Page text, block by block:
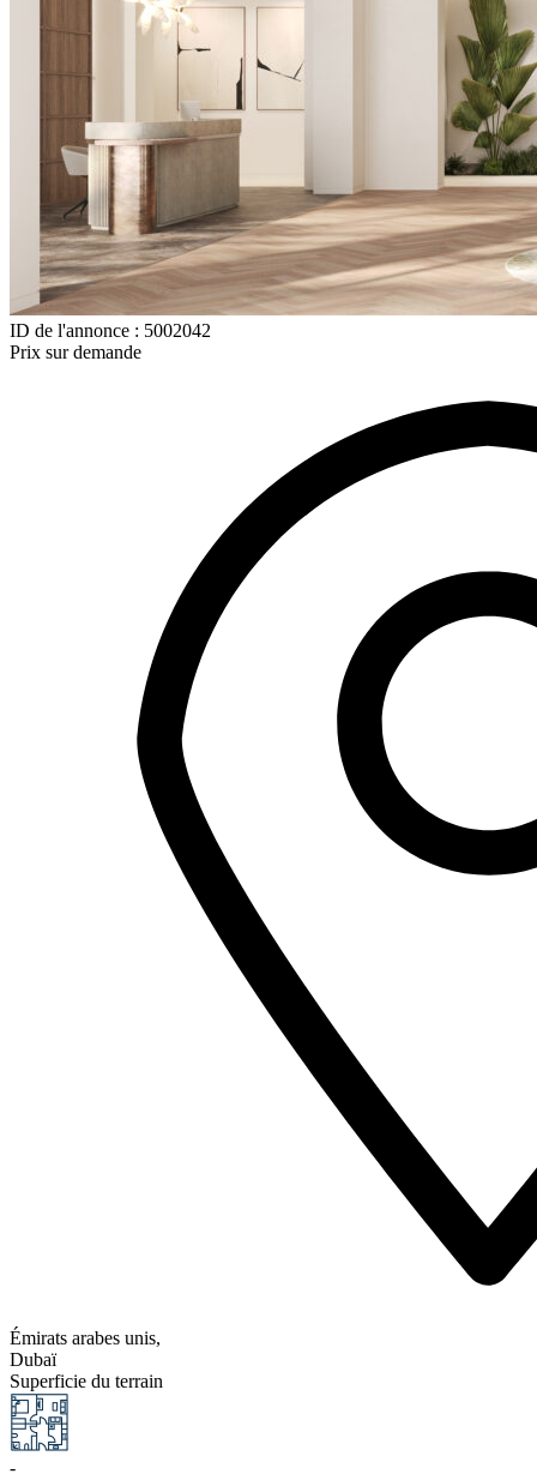
ID de l'annonce : 5002042
Prix sur demande
Émirats arabes unis,
Dubaï
Superficie du terrain
-